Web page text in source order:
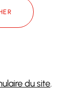
du site.